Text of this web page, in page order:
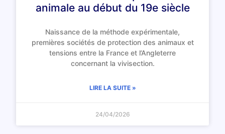
animale au début du 19e siècle
Naissance de la méthode expérimentale,
premières sociétés de protection des animaux et
tensions entre la France et l’Angleterre
concernant la vivisection.
LIRE LA SUITE »
24/04/2026